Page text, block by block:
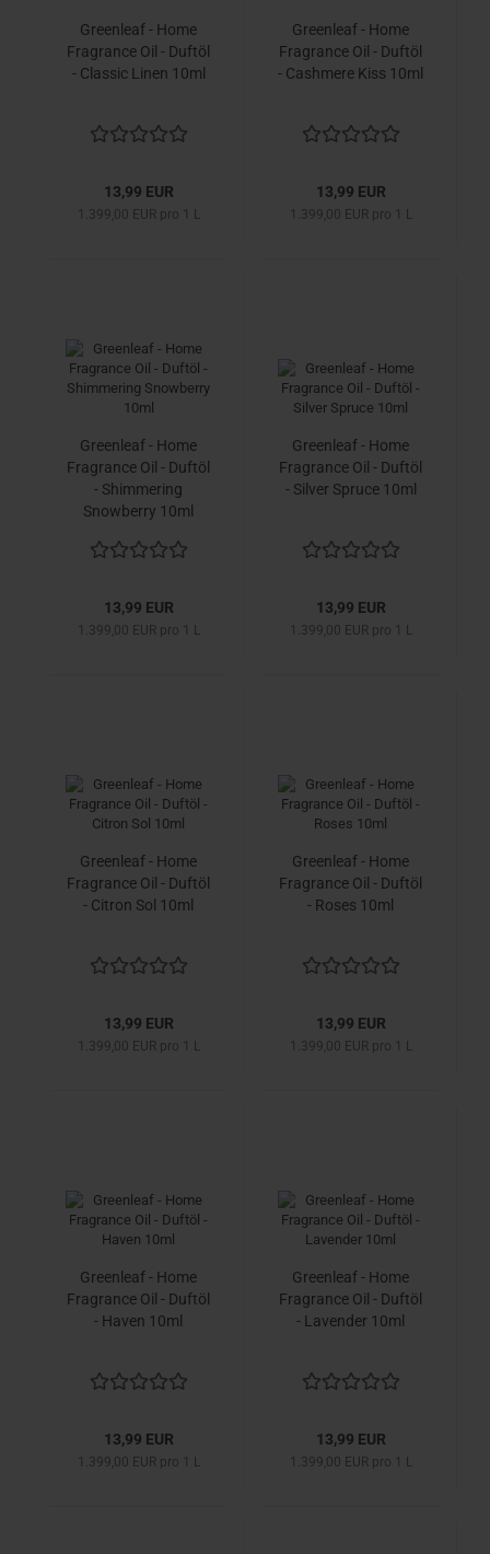
Greenleaf - Home
Fragrance Oil - Duftöl
- Classic Linen 10ml
13,99 EUR
1.399,00 EUR pro 1 L
Greenleaf - Home
Fragrance Oil - Duftöl
- Cashmere Kiss 10ml
13,99 EUR
1.399,00 EUR pro 1 L
Greenleaf - Home
Fragrance Oil - Duftöl
- Shimmering
Snowberry 10ml
13,99 EUR
1.399,00 EUR pro 1 L
Greenleaf - Home
Fragrance Oil - Duftöl
- Silver Spruce 10ml
13,99 EUR
1.399,00 EUR pro 1 L
Greenleaf - Home
Fragrance Oil - Duftöl
- Citron Sol 10ml
13,99 EUR
1.399,00 EUR pro 1 L
Greenleaf - Home
Fragrance Oil - Duftöl
- Roses 10ml
13,99 EUR
1.399,00 EUR pro 1 L
Greenleaf - Home
Fragrance Oil - Duftöl
- Haven 10ml
13,99 EUR
1.399,00 EUR pro 1 L
Greenleaf - Home
Fragrance Oil - Duftöl
- Lavender 10ml
13,99 EUR
1.399,00 EUR pro 1 L